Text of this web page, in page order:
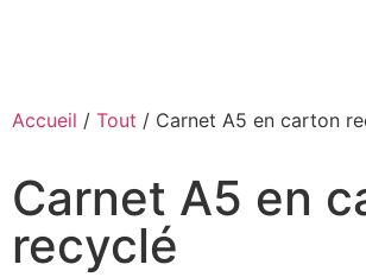
Accueil / Tout / Carnet A5 en carton
Carnet A5 en
recyclé